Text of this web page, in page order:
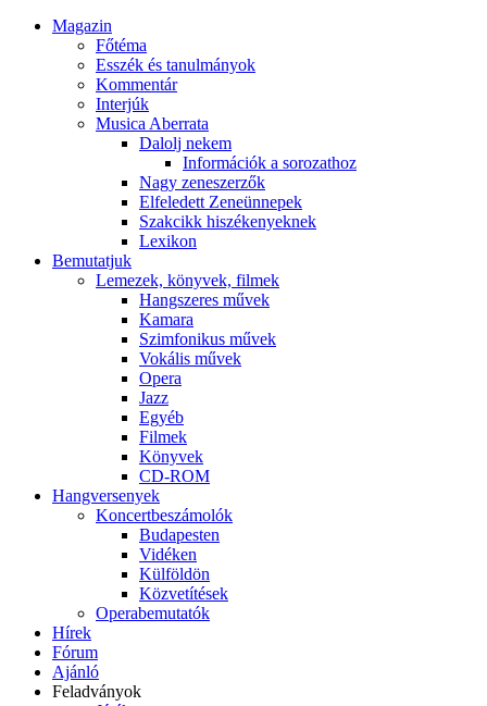
Magazin
Főtéma
Esszék és tanulmányok
Kommentár
Interjúk
Musica Aberrata
Dalolj nekem
Információk a sorozathoz
Nagy zeneszerzők
Elfeledett Zeneünnepek
Szakcikk hiszékenyeknek
Lexikon
Bemutatjuk
Lemezek, könyvek, filmek
Hangszeres művek
Kamara
Szimfonikus művek
Vokális művek
Opera
Jazz
Egyéb
Filmek
Könyvek
CD-ROM
Hangversenyek
Koncertbeszámolók
Budapesten
Vidéken
Külföldön
Közvetítések
Operabemutatók
Hírek
Fórum
Ajánló
Feladványok